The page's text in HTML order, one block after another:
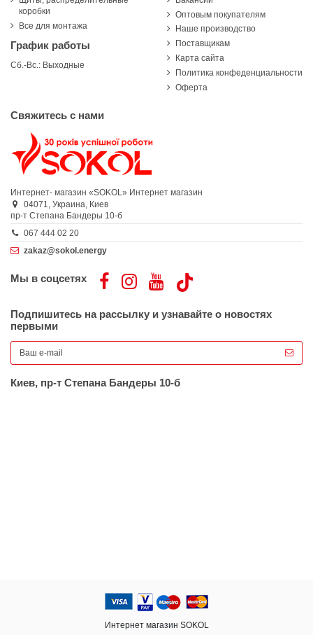
коробки
Все для монтажа
График работы
Сб.-Вс.: Выходные
Оптовым покупателям
Наше производство
Поставщикам
Карта сайта
Политика конфеденциальности
Оферта
Свяжитесь с нами
Интернет- магазин «SOKOL» Интернет магазин
04071, Украина, Киев
пр-т Степана Бандеры 10-б
067 444 02 20
zakaz@sokol.energy
Мы в соцсетях
Подпишитесь на рассылку и узнавайте о новостях
первыми
Киев, пр-т Степана Бандеры 10-б
Интернет магазин SOKOL